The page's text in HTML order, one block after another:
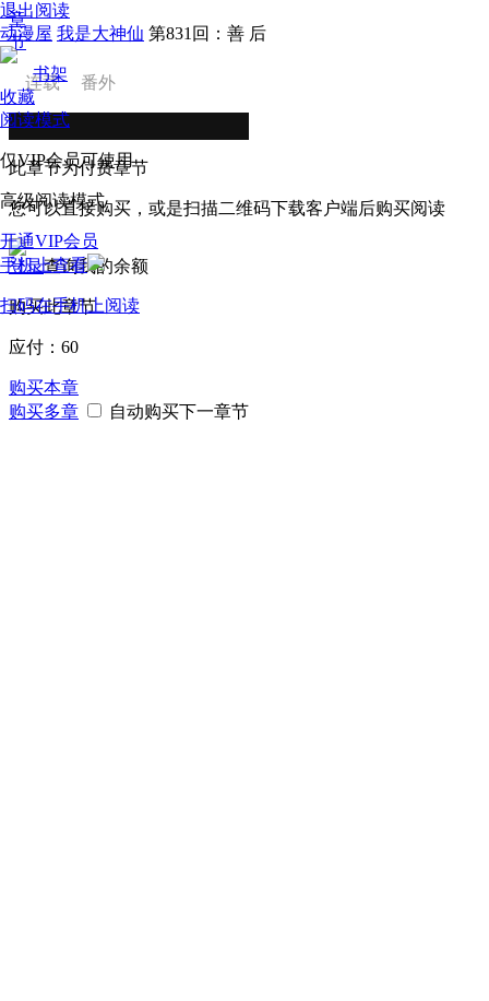
章
节
连载 番外
退出阅读
动漫屋 我是大神仙 第831回：善 后
书架
收藏
阅读模式
仅VIP会员可使用
高级阅读模式
开通VIP会员
手机上查看
扫码在手机上阅读
此章节为付费章节
您可以直接购买，或是扫描二维码下载客户端后购买阅读
登录查询我的余额
购买此章节
应付： 60
购买本章
购买多章
自动购买下一章节